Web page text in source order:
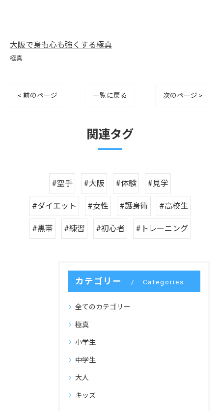
大阪で身も心も強くする極真
極真
< 前のページ 一覧に戻る 次のページ >
関連タグ
#空手 #大阪 #体験 #見学
#ダイエット #女性 #護身術 #高校生
#黒帯 #練習 #初心者 #トレーニング
カテゴリー Categories
全てのカテゴリー
極真
小学生
中学生
大人
キッズ